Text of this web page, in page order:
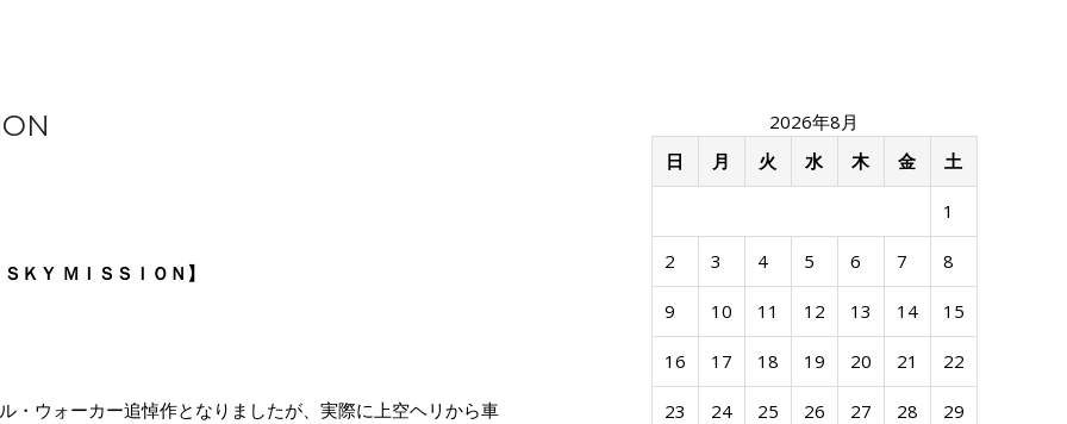
ＫＹ ＭＩＳＳＩＯＮ】
・ウォーカー追悼作となりましたが、実際に上空ヘリから車
2026年8月
日
月 火 水 木 金 土
1
2 3 4 5 6 7 8
9 10 11 12 13 14 15
16 17 18 19 20 21 22
23 24 25 26 27 28 29